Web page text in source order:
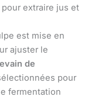
extraire jus et
est mise en
ajuster le
de
pour
fermentation